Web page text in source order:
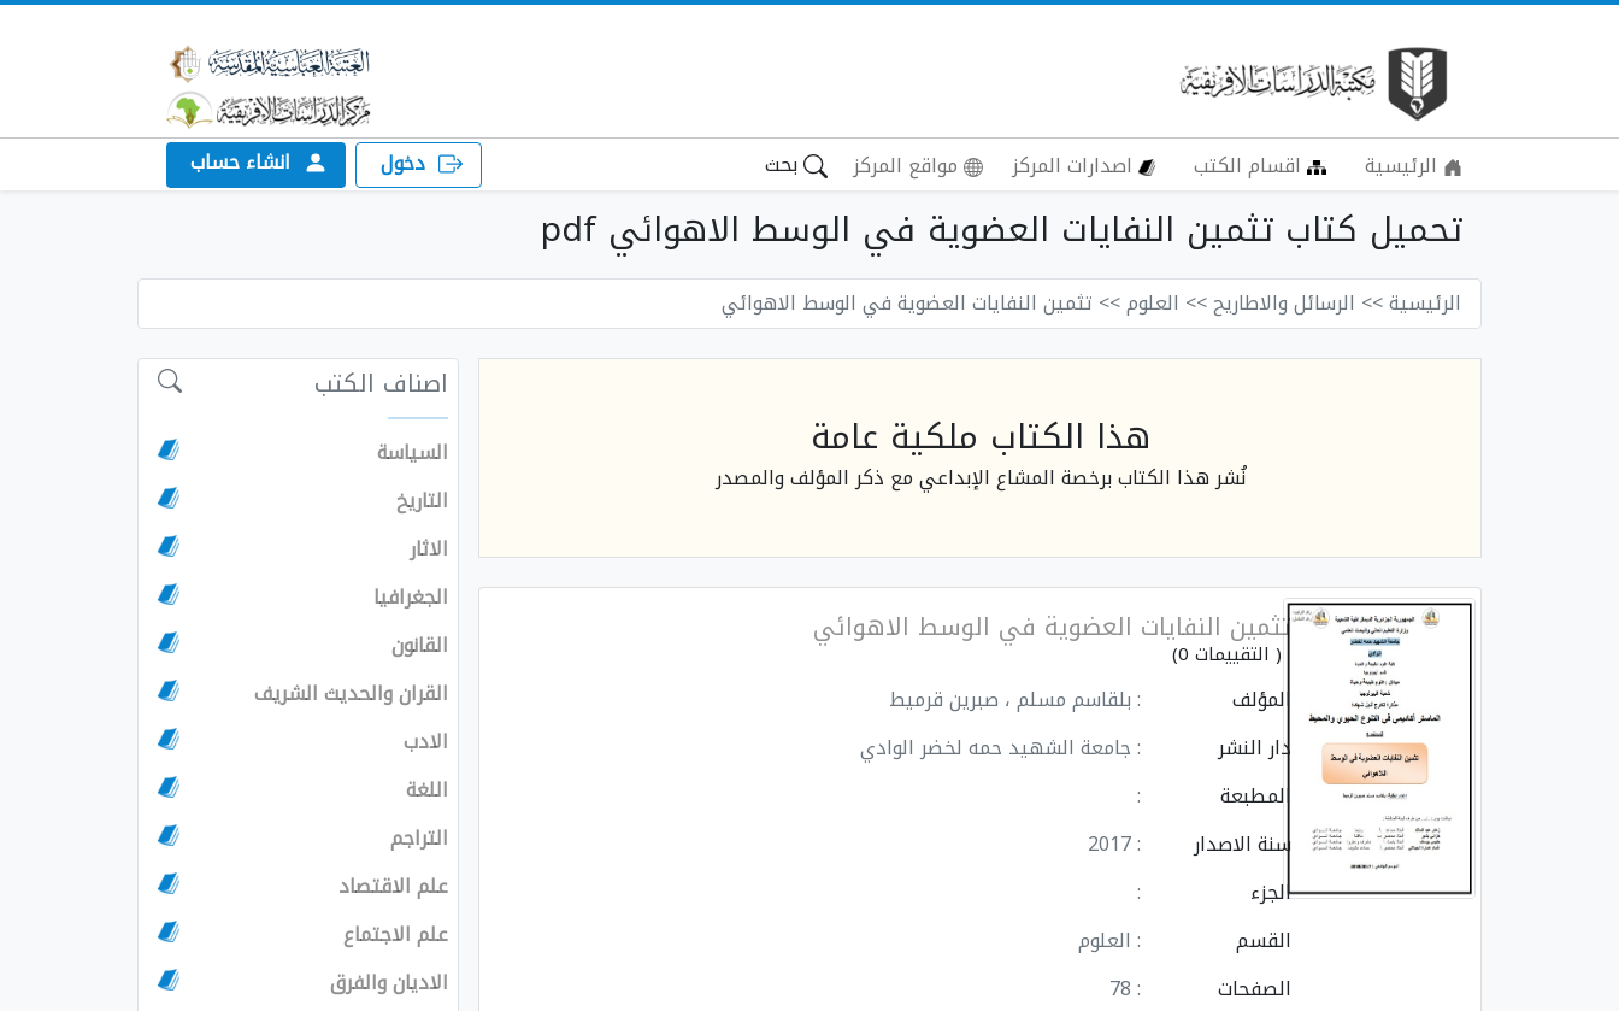
الرئيسية اقسام الكتب اصدارات المركز مواقع المركز بحث دخول انشاء حساب
تحميل كتاب تثمين النفايات العضوية في الوسط الاهوائي pdf
الرئيسية>> الرسائل والاطاريح>> العلوم>> تثمين النفايات العضوية في الوسط الاهوائي
هذا الكتاب ملكية عامة
نُشر هذا الكتاب برخصة المشاع الإبداعي مع ذكر المؤلف والمصدر
تثمين النفايات العضوية في الوسط الاهوائي
( التقييمات 0)
المؤلف
: بلقاسم مسلم ، صبرين قرميط
دار النشر
: جامعة الشهيد حمه لخضر الوادي
المطبعة
:
سنة الاصدار
: 2017
الجزء
:
القسم
: العلوم
الصفحات
: 78
اصناف الكتب
السياسة
التاريخ
الاثار
الجغرافيا
القانون
القران والحديث الشريف
الادب
اللغة
التراجم
علم الاقتصاد
علم الاجتماع
الاديان والفرق